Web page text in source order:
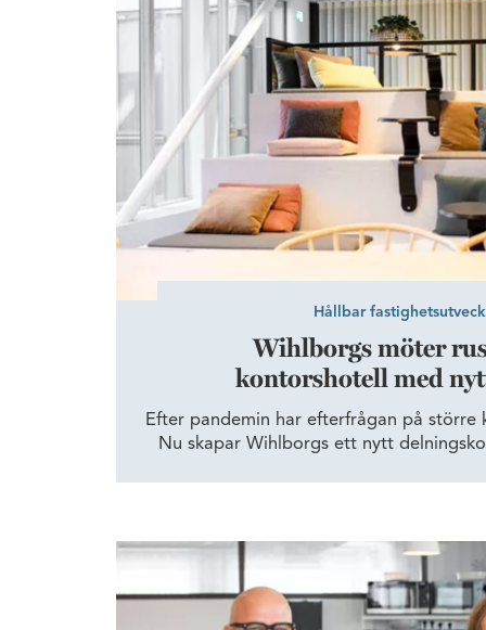
Hållbar
Wihlborgs möter
kontorshotell med
Efter pandemin har efterfrågan på större
Nu skapar Wihlborgs ett nytt
Framgångsrikt återbruksprojekt gav 147 ton i